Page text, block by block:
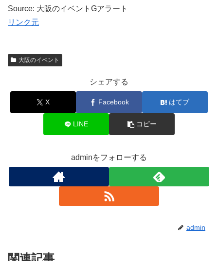
Source: 大阪のイベントGアラート
リンク元
大阪のイベント
シェアする
X Facebook はてブ
LINE コピー
adminをフォローする
admin
関連記事